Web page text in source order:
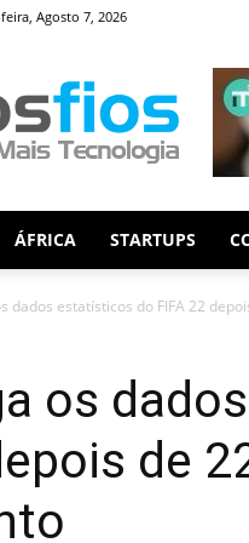
Agosto 7, 2026
Fios
ÁFRICA STARTUPS
dados estatísticos do FIFA 22
os
de